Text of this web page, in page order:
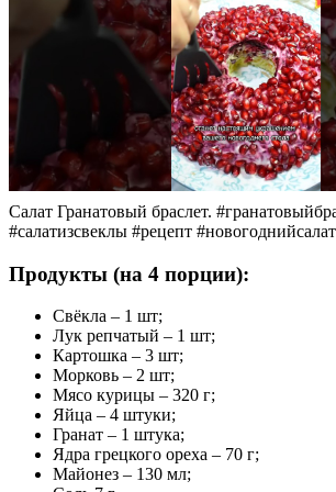
Салат Гранатовый браслет.
#салатизсвеклы #рецепт
Продукты (на 4 порции):
Свёкла – 1 шт;
Лук репчатый – 1 шт;
Картошка – 3 шт;
Морковь – 2 шт;
Мясо курицы – 320 г;
Яйца – 4 штуки;
Гранат – 1 штука;
Ядра грецкого ореха – 70 г;
Майонез – 130 мл;